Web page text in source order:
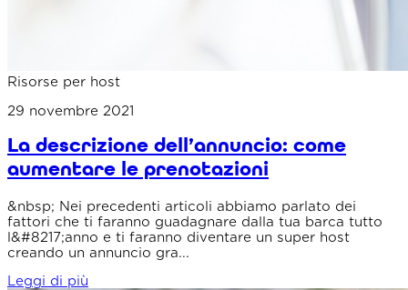
Risorse per host
29 novembre 2021
La descrizione dell’annuncio: come
aumentare le prenotazioni
&nbsp; Nei precedenti articoli abbiamo parlato dei
fattori che ti faranno guadagnare dalla tua barca tutto
l&#8217;anno e ti faranno diventare un super host
creando un annuncio gra...
Leggi di più